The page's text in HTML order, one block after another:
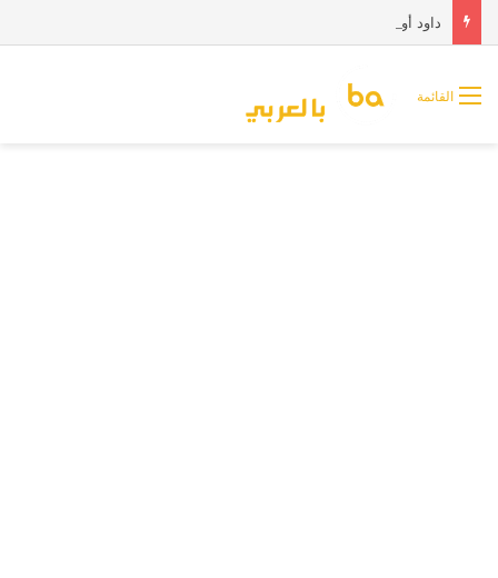
داود أوغلو: الحكومة تقتل المواطنين عمدًا
القائمة